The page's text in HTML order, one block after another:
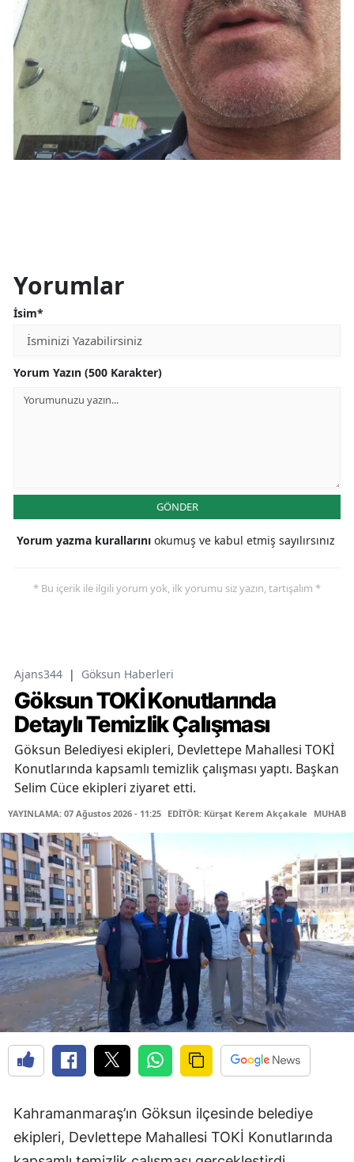
Yorumlar
İsim*
Yorum Yazın (500 Karakter)
GÖNDER
Yorum yazma kurallarını okumuş ve kabul etmiş sayılırsınız
* Bu içerik ile ilgili yorum yok, ilk yorumu siz yazın, tartışalım *
Ajans344 | Göksun Haberleri
Göksun TOKİ Konutlarında
Detaylı Temizlik Çalışması
Göksun Belediyesi ekipleri, Devlettepe Mahallesi TOKİ
Konutlarında kapsamlı temizlik çalışması yaptı. Başkan
Selim Cüce ekipleri ziyaret etti.
YAYINLAMA: 07 Ağustos 2026 - 11:25 EDİTÖR: Kürşat Kerem Akçakale
Kahramanmaraş’ın Göksun ilçesinde belediye
ekipleri, Devlettepe Mahallesi TOKİ Konutlarında